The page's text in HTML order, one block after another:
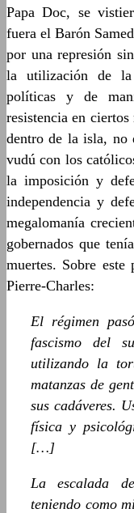
Papa Doc, se
fuera el Barón
por una represión
la utilización de
políticas y de
resistencia en
dentro de la isla, no
vudú con los
la imposición y
independencia y
megalomanía
gobernados que
muertes. Sobre
Pierre-Charles:
El régimen
fascismo del
utilizando la
matanzas de
sus cadáveres.
física y
[…]
La escalada
teniendo como